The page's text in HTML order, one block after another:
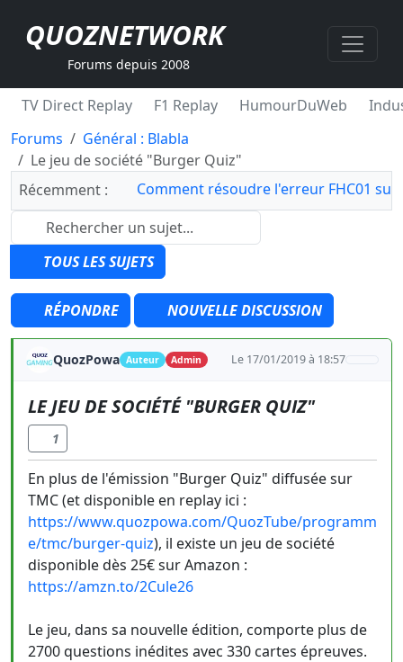
QUOZNETWORK
Forums depuis 2008
TV Direct Replay F1 Replay HumourDuWeb
Forums
Général : Blabla
Le jeu de société "Burger Quiz"
Récemment :
Comment résoudre l'erreur FHC01 sur
TOUS LES SUJETS
RÉPONDRE NOUVELLE DISCUSSION
QuozPowa Auteur Admin Le 17/01/2019 à 18:57
LE JEU DE SOCIÉTÉ "BURGER QUIZ"
1
En plus de l'émission "Burger Quiz" diffusée sur
TMC (et disponible en replay ici :
https://www.quozpowa.com/QuozTube/programm
e/tmc/burger-quiz), il existe un jeu de société
disponible dès 25€ sur Amazon :
https://amzn.to/2Cule26
Le jeu, dans sa nouvelle édition, comporte plus de
2700 questions inédites avec 330 cartes épreuves.